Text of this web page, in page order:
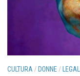
CULTURA / DONNE /